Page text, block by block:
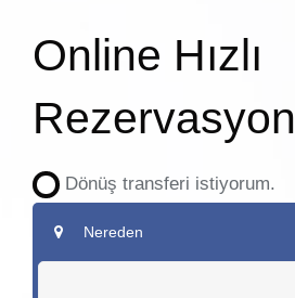
Online Hızlı
Rezervasyon
Dönüş transferi istiyorum.
Nereden